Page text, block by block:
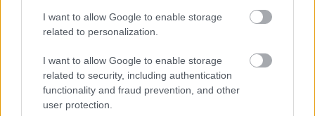
I want to allow Google to enable storage
related to personalization.
I want to allow Google to enable storage
related to security, including authentication
functionality and fraud prevention, and other
user protection.
Εκπαίδευση θα πρέπει να υποβληθεί ηλεκτρονικά
Αίτηση Συμμετοχής του από τον Αρχηγό Συστήματος ή
τον Περιφερειακό Έφορο μέχρι την ημερομηνία λήξης
υποβολής αιτήσεων.